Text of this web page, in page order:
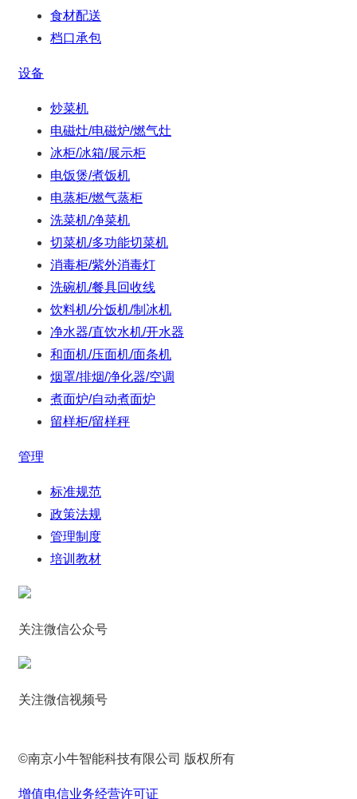
食材配送
档口承包
设备
炒菜机
电磁灶/电磁炉/燃气灶
冰柜/冰箱/展示柜
电饭煲/煮饭机
电蒸柜/燃气蒸柜
洗菜机/净菜机
切菜机/多功能切菜机
消毒柜/紫外消毒灯
洗碗机/餐具回收线
饮料机/分饭机/制冰机
净水器/直饮水机/开水器
和面机/压面机/面条机
烟罩/排烟/净化器/空调
煮面炉/自动煮面炉
留样柜/留样秤
管理
标准规范
政策法规
管理制度
培训教材
关注微信公众号
关注微信视频号
©南京小牛智能科技有限公司 版权所有
增值电信业务经营许可证